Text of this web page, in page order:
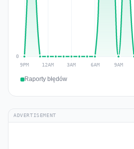
Raporty błędów
ADVERTISEMENT